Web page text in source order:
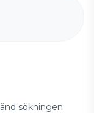
sökningen